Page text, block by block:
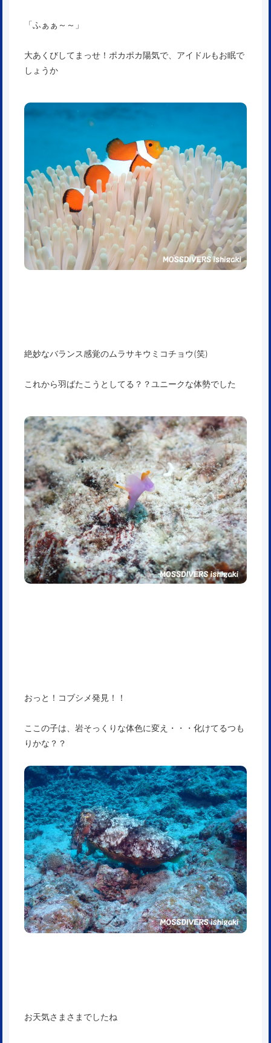
「ふぁぁ～～」
大あくびしてまっせ！ポカポカ陽気で、アイドルもお眠で
しょうか
絶妙なバランス感覚のムラサキウミコチョウ(笑)
これから羽ばたこうとしてる？？ユニークな体勢でした
おっと！コブシメ発見！！
ここの子は、岩そっくりな体色に変え・・・化けてるつも
りかな？？
お天気さまさまでしたね